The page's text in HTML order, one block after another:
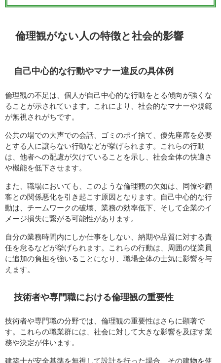
倫理観がない人の特徴と社会的影響
自己中心的な行動やマナー違反の具体例
倫理観の不足は、個人が自己中心的な行動をとる傾向が強くな
ることが示されています。これにより、社会的なマナーや規範
が無視されがちです。
公共の場での大声での会話、ゴミのポイ捨て、優先座席を必要
とする人に譲らない行動などが挙げられます。これらの行動
は、他者への配慮が欠けていることを示し、社会全体の快適さ
や機能を低下させます。
また、職場においても、このような倫理観の欠如は、同僚や顧
客との関係悪化を引き起こす原因となります。自己中心的な行
動は、チームワークの破壊、業務の効率低下、そして企業のイ
メージ損失に繋がる可能性があります。
自分の業務時間内にしか仕事をしない、納期や品質に対する責
任を怠るなどが挙げられます。これらの行動は、周囲の従業員
に追加の負担を強いることになり、職場全体の士気に影響を与
えます。
技術者や専門職における倫理観の重要性
技術者や専門職の分野では、倫理観の重要性はさらに顕著で
す。これらの職業群には、社会に対して大きな影響を及ぼす業
務や決定が伴います。
建築士が安全基準を無視して設計を行った場合、その建物を使